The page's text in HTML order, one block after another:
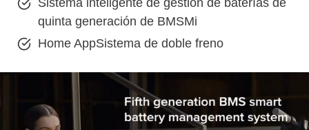
quinta generación de BMSMi
Home AppSistema de doble freno